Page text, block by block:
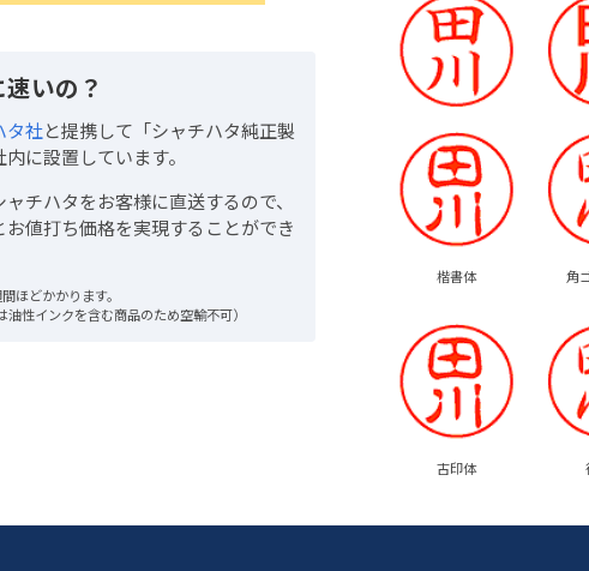
楷書体 角
古印体
いの？
タ社と提携して「シャチハタ純正製
に設置しています。
チハタをお客様に直送するので、
値打ち価格を実現することができ
ほどかかります。
油性インクを含む商品のため空輸不可）